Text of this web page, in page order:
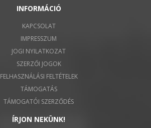
INFORMÁCIÓ
KAPCSOLAT
IMPRESSZUM
JOGI NYILATKOZAT
SZERZŐI JOGOK
FELHASZNÁLÁSI FELTÉTELEK
TÁMOGATÁS
TÁMOGATÓI SZERZŐDÉS
ÍRJON NEKÜNK!